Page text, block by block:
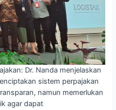
Dr. Nanda menjelaskan
sistem perpajakan
namun memerlukan
agar dapat